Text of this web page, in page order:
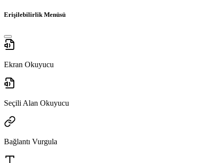
Erişilebilirlik Menüsü
Ekran Okuyucu
Seçili Alan Okuyucu
Bağlantı Vurgula